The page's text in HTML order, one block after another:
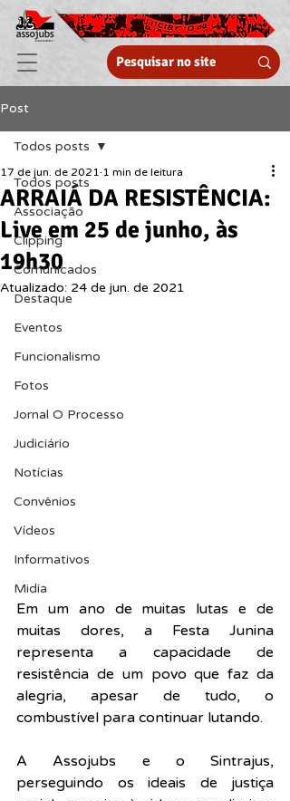
Post
Todos posts
Associação
Clipping
Comunicados
Destaque
Eventos
Funcionalismo
Fotos
Jornal O Processo
Judiciário
Notícias
Convênios
Vídeos
Informativos
Midia
Todos posts
ARRAIÁ DA RESISTÊNCIA:
Live em 25 de junho, às
19h30
17 de jun. de 2021 1 min de leitura
Atualizado: 24 de jun. de 2021
Em um ano de muitas lutas e de
muitas dores, a Festa Junina
representa a capacidade de
resistência de um povo que faz da
alegria, apesar de tudo, o
combustível para continuar lutando.
A Assojubs e o Sintrajus,
perseguindo os ideais de justiça